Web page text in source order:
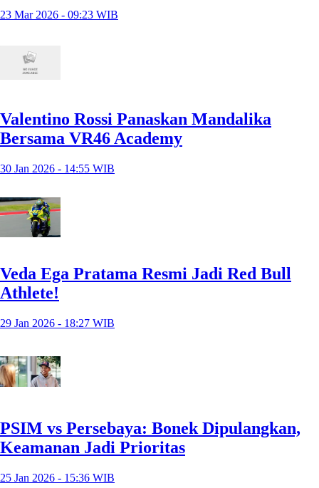
23 Mar 2026 - 09:23 WIB
Valentino Rossi Panaskan Mandalika
Bersama VR46 Academy
30 Jan 2026 - 14:55 WIB
Veda Ega Pratama Resmi Jadi Red Bull
Athlete!
29 Jan 2026 - 18:27 WIB
PSIM vs Persebaya: Bonek Dipulangkan,
Keamanan Jadi Prioritas
25 Jan 2026 - 15:36 WIB